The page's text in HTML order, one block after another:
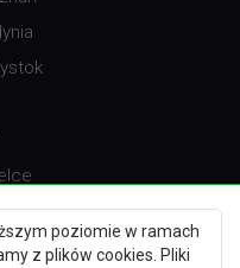
poziomie w ramach
z plików cookies. Pliki